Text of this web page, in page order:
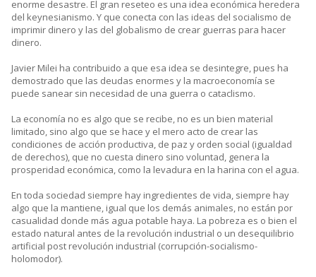
enorme desastre. El gran reseteo es una idea económica heredera
del keynesianismo. Y que conecta con las ideas del socialismo de
imprimir dinero y las del globalismo de crear guerras para hacer
dinero.
Javier Milei ha contribuido a que esa idea se desintegre, pues ha
demostrado que las deudas enormes y la macroeconomía se
puede sanear sin necesidad de una guerra o cataclismo.
La economía no es algo que se recibe, no es un bien material
limitado, sino algo que se hace y el mero acto de crear las
condiciones de acción productiva, de paz y orden social (igualdad
de derechos), que no cuesta dinero sino voluntad, genera la
prosperidad económica, como la levadura en la harina con el agua.
En toda sociedad siempre hay ingredientes de vida, siempre hay
algo que la mantiene, igual que los demás animales, no están por
casualidad donde más agua potable haya. La pobreza es o bien el
estado natural antes de la revolución industrial o un desequilibrio
artificial post revolución industrial (corrupción-socialismo-
holomodor).